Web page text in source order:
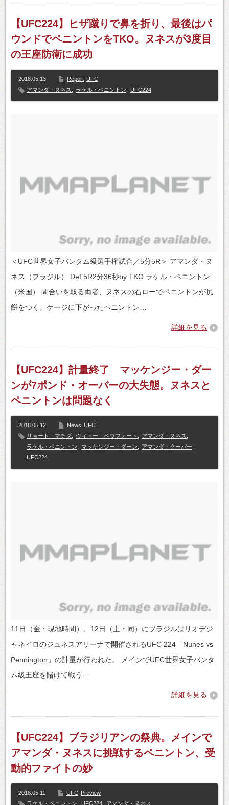
【UFC224】ヒザ蹴りで鼻を折り、最後はパ
ウンドでペニントンをTKO。ヌネスが3度目
の王座防衛に成功
2018.05.13 Report UFC
アマンダ・ヌネス
ラケル・ペニントン UFC224
＜UFC世界女子バンタム級選手権試合／5分5R＞ アマンダ・ヌ
ネス（ブラジル） Def.5R2分36秒by TKO ラケル・ペニントン
（米国） 間合いを取る両者、ヌネスの右ローでペニントンが尻
餅をつく。ケージに下がったペニントン…
詳細を見る
【UFC224】計量終了 マッケンジー・ダー
ンが7ポンド・オーバーの大失態。ヌネスと
ペニントンは問題なく
2018.05.12 News UFC
リョート・マチダ
ヴィトー・ベウフォート アマンダ・ヌネス
ラケル・ペニントン
マッケンジー・ダーン アマンダ・クーパー
UFC224
11日（金・現地時間）、12日（土・同）にブラジルはリオデジ
ャネイロのジュネスアリーナで開催されるUFC 224「Nunes vs
Pennington」の計量が行われた。 メインでUFC世界女子バンタ
ム級王座を賭けて戦う…
詳細を見る
【UFC224】ブラジリアンの祭典。メインで
アマンダ・ヌネスに挑戦するペニントン、受
動的ファイトの妙
2018.05.11 UFC Preview
ラケル・ペニントン
UFC224 アマンダ・ヌネス